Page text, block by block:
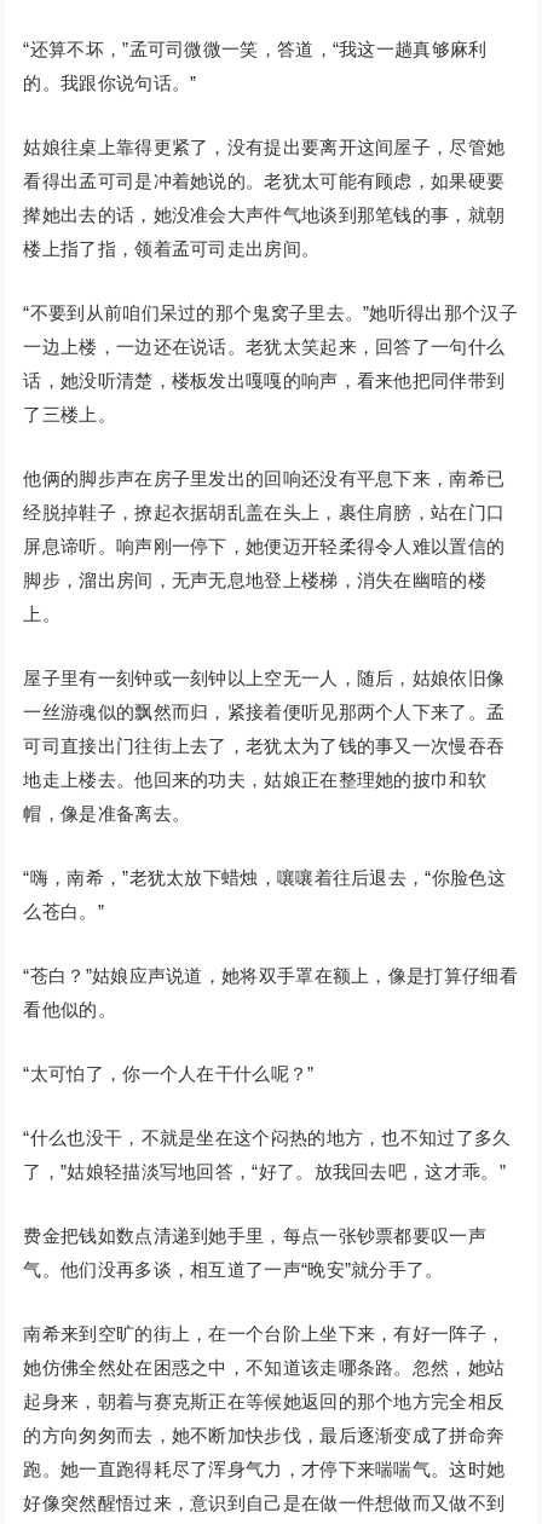
“还算不坏，”孟可司微微一笑，答道，“我这一趟真够麻利
的。我跟你说句话。”
姑娘往桌上靠得更紧了，没有提出要离开这间屋子，尽管她
看得出孟可司是冲着她说的。老犹太可能有顾虑，如果硬要
撵她出去的话，她没准会大声件气地谈到那笔钱的事，就朝
楼上指了指，领着孟可司走出房间。
“不要到从前咱们呆过的那个鬼窝子里去。”她听得出那个汉子
一边上楼，一边还在说话。老犹太笑起来，回答了一句什么
话，她没听清楚，楼板发出嘎嘎的响声，看来他把同伴带到
了三楼上。
他俩的脚步声在房子里发出的回响还没有平息下来，南希已
经脱掉鞋子，撩起衣据胡乱盖在头上，裹住肩膀，站在门口
屏息谛听。响声刚一停下，她便迈开轻柔得令人难以置信的
脚步，溜出房间，无声无息地登上楼梯，消失在幽暗的楼
上。
屋子里有一刻钟或一刻钟以上空无一人，随后，姑娘依旧像
一丝游魂似的飘然而归，紧接着便听见那两个人下来了。孟
可司直接出门往街上去了，老犹太为了钱的事又一次慢吞吞
地走上楼去。他回来的功夫，姑娘正在整理她的披巾和软
帽，像是准备离去。
“嗨，南希，”老犹太放下蜡烛，嚷嚷着往后退去，“你脸色这
么苍白。”
“苍白？”姑娘应声说道，她将双手罩在额上，像是打算仔细看
看他似的。
“太可怕了，你一个人在干什么呢？”
“什么也没干，不就是坐在这个闷热的地方，也不知过了多久
了，”姑娘轻描淡写地回答，“好了。放我回去吧，这才乖。”
费金把钱如数点清递到她手里，每点一张钞票都要叹一声
气。他们没再多谈，相互道了一声“晚安”就分手了。
南希来到空旷的街上，在一个台阶上坐下来，有好一阵子，
她仿佛全然处在困惑之中，不知道该走哪条路。忽然，她站
起身来，朝着与赛克斯正在等候她返回的那个地方完全相反
的方向匆匆而去，她不断加快步伐，最后逐渐变成了拼命奔
跑。她一直跑得耗尽了浑身气力，才停下来喘喘气。这时她
好像突然醒悟过来，意识到自己是在做一件想做而又做不到